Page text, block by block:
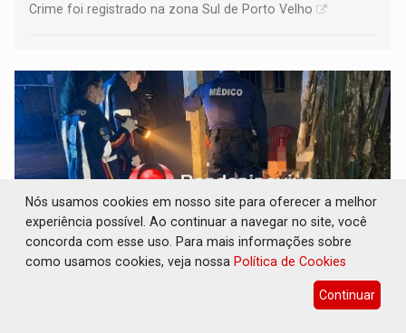
Crime foi registrado na zona Sul de Porto Velho
TRIBUNAL DO CRIME: Homem é espancado
Nós usamos cookies em nosso site para oferecer a melhor
experiência possível. Ao continuar a navegar no site, você
concorda com esse uso. Para mais informações sobre
como usamos cookies, veja nossa Política de Cookies
Continuar